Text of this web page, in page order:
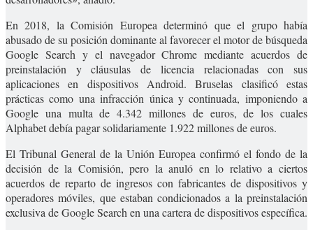
En 2018, la Comisión Europea determinó que el grupo había
abusado de su posición dominante al favorecer el motor de búsqueda
Google Search y el navegador Chrome mediante acuerdos de
preinstalación y cláusulas de licencia relacionadas con sus
aplicaciones en dispositivos Android. Bruselas clasificó estas
prácticas como una infracción única y continuada, imponiendo a
Google una multa de 4.342 millones de euros, de los cuales
Alphabet debía pagar solidariamente 1.922 millones de euros.
El Tribunal General de la Unión Europea confirmó el fondo de la
decisión de la Comisión, pero la anuló en lo relativo a ciertos
acuerdos de reparto de ingresos con fabricantes de dispositivos y
operadores móviles, que estaban condicionados a la preinstalación
exclusiva de Google Search en una cartera de dispositivos específica.